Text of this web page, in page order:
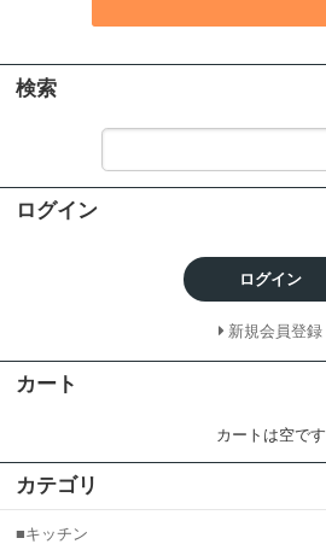
検索
ログイン
ログイン
新規会員登録
カート
カートは空です
カテゴリ
■キッチン